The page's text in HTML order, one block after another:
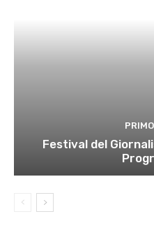
Festival del